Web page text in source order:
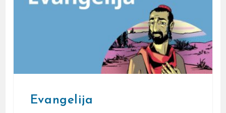
Evangelija